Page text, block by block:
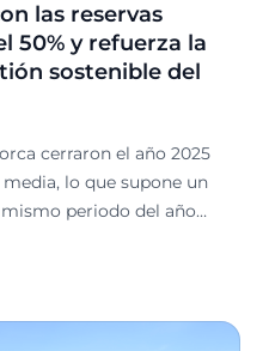
las reservas
50% y refuerza la
sostenible del
cerraron el año 2025
lo que supone un
periodo del año